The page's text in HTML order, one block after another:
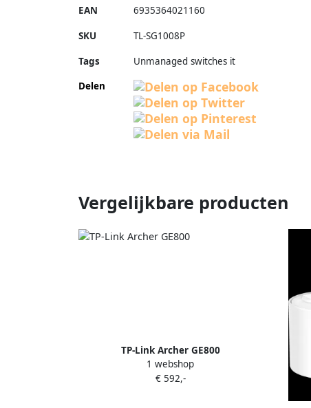
EAN 6935364021160
SKU TL-SG1008P
Tags
Unmanaged switches it
Delen
Vergelijkbare producten
TP-Link Archer GE800
1 webshop
€ 592,-